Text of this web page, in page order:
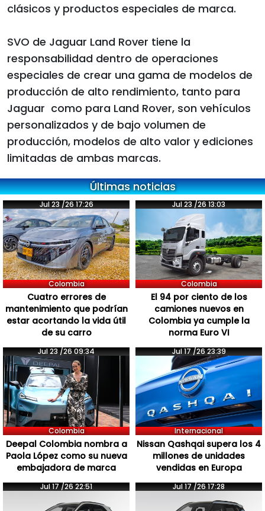
clásicos y productos especiales de marca.
SVO de Jaguar Land Rover tiene la
responsabilidad dentro de operaciones
especiales de crear una gama de modelos de
producción de alto rendimiento, tanto para
Jaguar como para Land Rover, son vehículos
personalizados y de bajo volumen de
producción, modelos de alto valor y ediciones
limitadas de ambas marcas.
Últimas noticias
Jul 23 /26 17:26
Colombia
Cuatro errores de
mantenimiento que podrían
estar acortando la vida útil
de su carro
Jul 23 /26 13:03
Colombia
El 94 por ciento de los
camiones nuevos en
Colombia ya cumple la
norma Euro VI
Jul 23 /26 09:34
Colombia
Deepal Colombia nombra a
Paola López como su nueva
embajadora de marca
Jul 17 /26 23:39
Internacional
Nissan Qashqai supera los 4
millones de unidades
vendidas en Europa
Jul 17 /26 22:51 Jul 17 /26 17:28